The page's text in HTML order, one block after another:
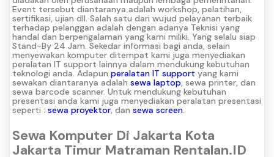
Event tersebut diantaranya adalah workshop, pelatihan,
sertifikasi, ujian dll. Salah satu dari wujud pelayanan terbaik
terhadap pelanggan adalah dengan adanya Teknisi yang
handal dan berpengalaman yang kami miliki. Yang selalu siap
Stand-By 24 Jam. Sekedar informasi bagi anda, selain
menyewakan komputer ditempat kami juga menyediakan
peralatan IT support lainnya dalam mendukung kebutuhan
teknologi anda. Adapun peralatan IT support yang kami
sewakan diantaranya adalah sewa laptop, sewa printer, dan
sewa barcode scanner. Untuk mendukung kebutuhan
presentasi anda kami juga menyediakan peralatan presentasi
seperti : sewa proyektor, dan sewa screen.
Sewa Komputer Di Jakarta Kota
Jakarta Timur Matraman Rentalan.ID